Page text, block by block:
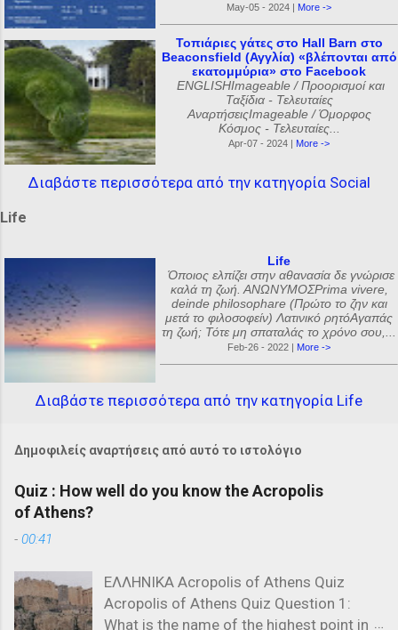
May-05 - 2024 | More ->
Τοπιάριες γάτες στο Hall Barn στο
Beaconsfield (Αγγλία) «βλέπονται από
εκατομμύρια» στο Facebook
ENGLISHImageable / Προορισμοί και
Ταξίδια - Τελευταίες
ΑναρτήσειςImageable / Όμορφος
Κόσμος - Τελευταίες...
Apr-07 - 2024 | More ->
Διαβάστε περισσότερα από την κατηγορία Social
Life
Life
Όποιος ελπίζει στην αθανασία δε γνώρισε
καλά τη ζωή. ΑΝΩΝΥΜΟΣPrima vivere,
deinde philosophare (Πρώτο το ζην και
μετά το φιλοσοφείν) Λατινικό ρητόΑγαπάς
τη ζωή; Τότε μη σπαταλάς το χρόνο σου,...
Feb-26 - 2022 | More ->
Διαβάστε περισσότερα από την κατηγορία Life
Δημοφιλείς αναρτήσεις από αυτό το ιστολόγιο
Quiz : How well do you know the Acropolis
of Athens?
- 00:41
ΕΛΛΗΝΙΚΑ Acropolis of Athens Quiz
Acropolis of Athens Quiz Question 1:
What is the name of the highest point in